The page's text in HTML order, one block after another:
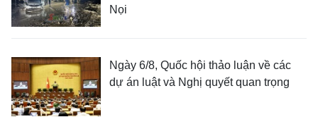
Nọi
Ngày 6/8, Quốc hội thảo luận về các
dự án luật và Nghị quyết quan trọng